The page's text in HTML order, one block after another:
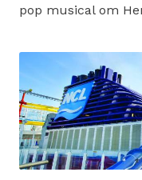
pop musical om